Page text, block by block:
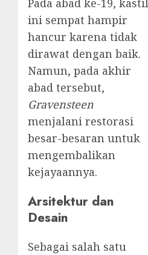
ini sempat hampir
hancur karena tidak
dirawat dengan baik.
Namun, pada akhir
abad tersebut,
Gravensteen
menjalani restorasi
besar-besaran untuk
mengembalikan
kejayaannya.
Arsitektur dan
Desain
Sebagai salah satu